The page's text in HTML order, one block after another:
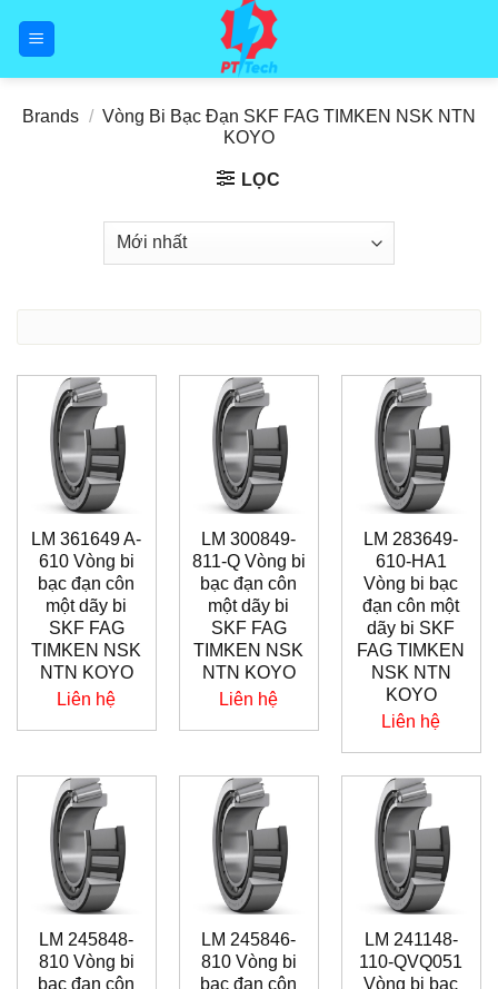
Brands / Vòng Bi Bạc Đạn SKF FAG TIMKEN NSK NTN
KOYO
LỌC
LM 361649 A-
610 Vòng bi
bạc đạn côn
một dãy bi
SKF FAG
TIMKEN NSK
NTN KOYO
Liên hệ
LM 300849-
811-Q Vòng bi
bạc đạn côn
một dãy bi
SKF FAG
TIMKEN NSK
NTN KOYO
Liên hệ
LM 283649-
610-HA1
Vòng bi bạc
đạn côn một
dãy bi SKF
FAG TIMKEN
NSK NTN
KOYO
Liên hệ
LM 245848-
810 Vòng bi
bạc đạn côn
LM 245846-
810 Vòng bi
bạc đạn côn
LM 241148-
110-QVQ051
Vòng bi bạc